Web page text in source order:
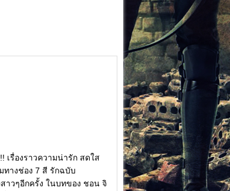
รื่องราวความน่ารัก สดใส
ทางช่อง 7 สี รักฉบับ
าวๆอีกครั้ง ในบทของ ชอน จิ